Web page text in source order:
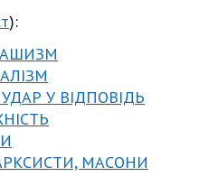
):
У ВІДПОВІДЬ
МАСОНИ